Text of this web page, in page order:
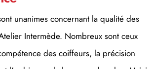
unanimes concernant la qualité des
Intermède. Nombreux sont ceux
des coiffeurs, la précision
l'ambiance chaleureuse du salon. Voici